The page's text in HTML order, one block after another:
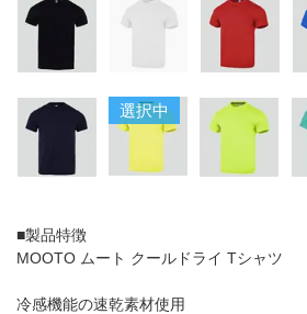
選択中
■製品特徴
MOOTO ムート クールドライ Tシャツ
冷感機能の速乾素材使用